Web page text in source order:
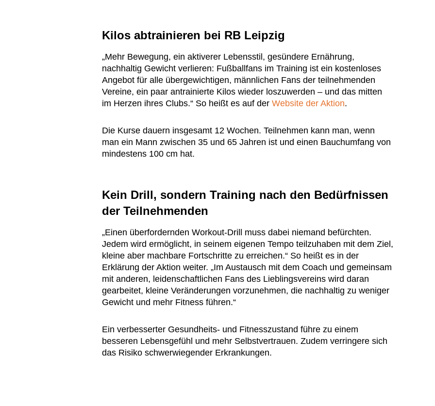
Kilos abtrainieren bei RB Leipzig
„Mehr Bewegung, ein aktiverer Lebensstil, gesündere Ernährung,
nachhaltig Gewicht verlieren: Fußballfans im Training ist ein kostenloses
Angebot für alle übergewichtigen, männlichen Fans der teilnehmenden
Vereine, ein paar antrainierte Kilos wieder loszuwerden – und das mitten
im Herzen ihres Clubs.“ So heißt es auf der Website der Aktion.
Die Kurse dauern insgesamt 12 Wochen. Teilnehmen kann man, wenn
man ein Mann zwischen 35 und 65 Jahren ist und einen Bauchumfang von
mindestens 100 cm hat.
Kein Drill, sondern Training nach den Bedürfnissen
der Teilnehmenden
„Einen überfordernden Workout-Drill muss dabei niemand befürchten.
Jedem wird ermöglicht, in seinem eigenen Tempo teilzuhaben mit dem Ziel,
kleine aber machbare Fortschritte zu erreichen.“ So heißt es in der
Erklärung der Aktion weiter. „Im Austausch mit dem Coach und gemeinsam
mit anderen, leidenschaftlichen Fans des Lieblingsvereins wird daran
gearbeitet, kleine Veränderungen vorzunehmen, die nachhaltig zu weniger
Gewicht und mehr Fitness führen.“
Ein verbesserter Gesundheits- und Fitnesszustand führe zu einem
besseren Lebensgefühl und mehr Selbstvertrauen. Zudem verringere sich
das Risiko schwerwiegender Erkrankungen.